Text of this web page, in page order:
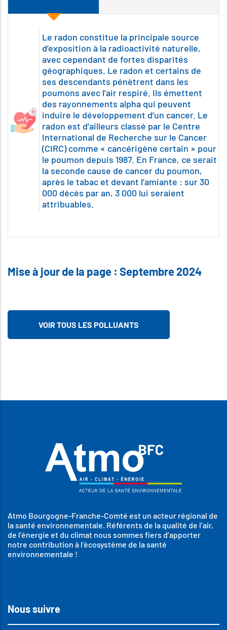
Le radon constitue la principale source
d’exposition à la radioactivité naturelle,
avec cependant de fortes disparités
géographiques. Le radon et certains de
ses descendants pénètrent dans les
poumons avec l’air respiré. Ils émettent
des rayonnements alpha qui peuvent
induire le développement d’un cancer. Le
radon est d’ailleurs classé par le Centre
International de Recherche sur le Cancer
(CIRC) comme « cancérigène certain » pour
le poumon depuis 1987. En France, ce serait
la seconde cause de cancer du poumon,
après le tabac et devant l’amiante : sur 30
000 décès par an, 3 000 lui seraient
attribuables.
Mise à jour de la page : Septembre 2024
VOIR TOUS LES POLLUANTS
Atmo Bourgogne-Franche-Comté est un acteur régional de
la santé environnementale. Référents de la qualité de l’air,
de l’énergie et du climat nous sommes fiers d’apporter
notre contribution à l’écosystème de la santé
environnementale !
Nous suivre